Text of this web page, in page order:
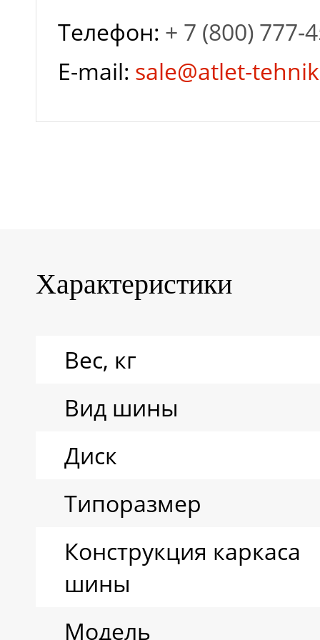
Применение
Ширина, мм
Телефон: + 7 (800) 777-
E-mail: sale@atlet-
Характеристики
Вес, кг
Вид шины
Диск
Типоразмер
Конструкция каркаса
шины
Модель